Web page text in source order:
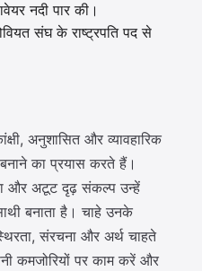
नदी पार की।
संघ के राष्ट्रपति पद से
अनुशासित और व्यावहारिक
बनाने का प्रयास करते हैं।
और अटूट दृढ़ संकल्प उन्हें
बनाता है। चाहे उनके
संरचना और अर्थ चाहते
कमजोरियों पर काम करें और